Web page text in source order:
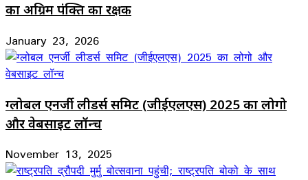
का अग्रिम पंक्ति का रक्षक
January 23, 2026
ग्लोबल एनर्जी लीडर्स समिट (जीईएलएस) 2025 का लोगो
और वेबसाइट लॉन्च
November 13, 2025